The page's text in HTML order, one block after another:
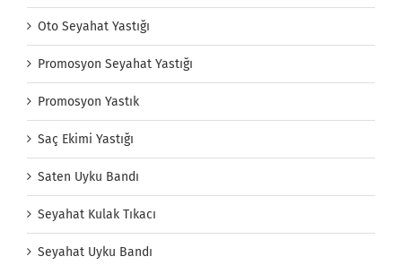
Oto Seyahat Yastığı
Promosyon Seyahat Yastığı
Promosyon Yastık
Saç Ekimi Yastığı
Saten Uyku Bandı
Seyahat Kulak Tıkacı
Seyahat Uyku Bandı